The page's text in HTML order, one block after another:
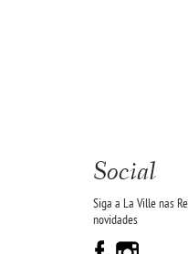
Social
Siga a La Ville nas
novidades